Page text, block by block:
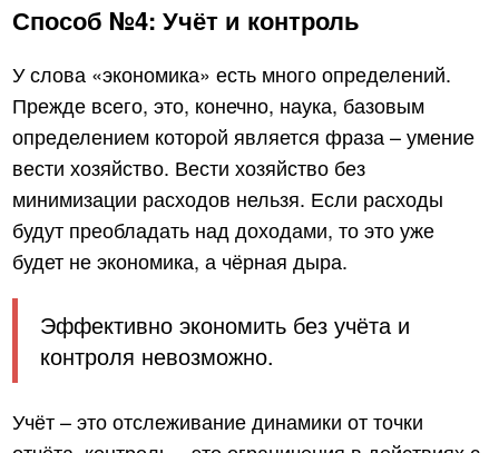
Способ №4: Учёт и контроль
У слова «экономика» есть много определений.
Прежде всего, это, конечно, наука, базовым
определением которой является фраза – умение
вести хозяйство. Вести хозяйство без
минимизации расходов нельзя. Если расходы
будут преобладать над доходами, то это уже
будет не экономика, а чёрная дыра.
Эффективно экономить без учёта и
контроля невозможно.
Учёт – это отслеживание динамики от точки